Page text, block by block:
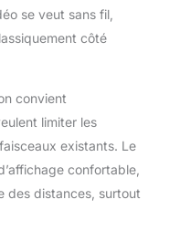
l'efficacité de
Elle est
de 30
sans fil
fil utilise une
Wi-Fi
se veut sans fil,
côté
convient
limiter les
existants. Le
confortable,
des distances, surtout